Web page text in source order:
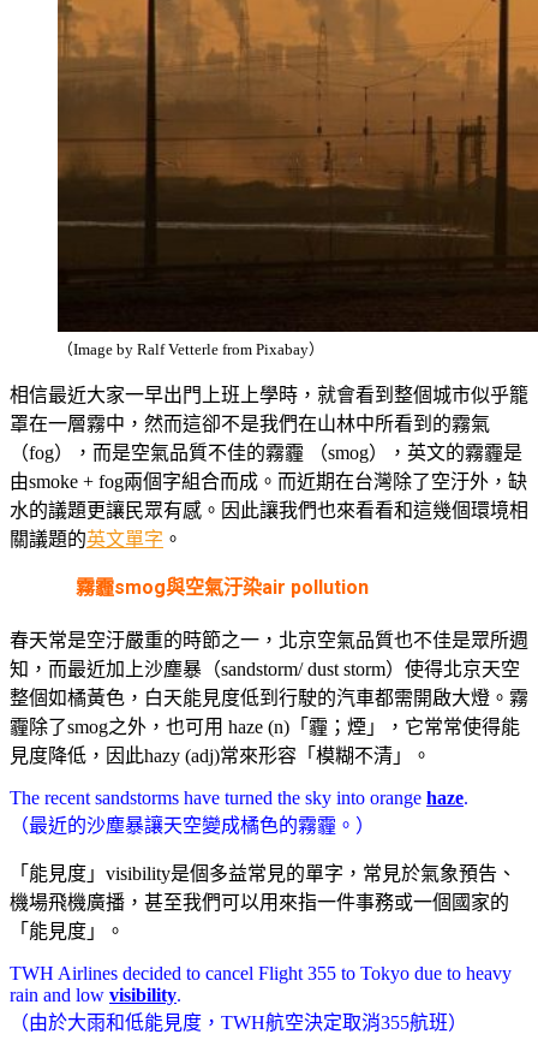
（Image by Ralf Vetterle from Pixabay）
相信最近大家一早出門上班上學時，就會看到整個城市似乎籠
罩在一層霧中，然而這卻不是我們在山林中所看到的霧氣
（fog），而是空氣品質不佳的霧霾 （smog），英文的霧霾是
由smoke + fog兩個字組合而成。而近期在台灣除了空汙外，缺
水的議題更讓民眾有感。因此讓我們也來看看和這幾個環境相
關議題的英文單字 。
霧霾smog與空氣汙染air pollution
春天常是空汙嚴重的時節之一，北京空氣品質也不佳是眾所週
知，而最近加上沙塵暴（sandstorm/ dust storm）使得北京天空
整個如橘黃色，白天能見度低到行駛的汽車都需開啟大燈。霧
霾除了smog之外，也可用 haze (n)「霾；煙」，它常常使得能
見度降低，因此hazy (adj)常來形容「模糊不清」。
The recent sandstorms have turned the sky into orange haze.
（最近的沙塵暴讓天空變成橘色的霧霾。）
「能見度」visibility是個多益常見的單字，常見於氣象預告、
機場飛機廣播，甚至我們可以用來指一件事務或一個國家的
「能見度」。
TWH Airlines decided to cancel Flight 355 to Tokyo due to heavy
rain and low visibility.
（由於大雨和低能見度，TWH航空決定取消355航班）